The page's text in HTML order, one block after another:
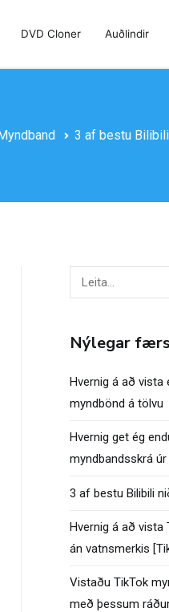
DVD Cloner Auðlindir
3 af bestu
Leita
að:
Nýlegar
Hvernig á að vista
myndbönd á tölvu
Hvernig get ég
myndbandsskrá
3 af bestu Bilibili
Hvernig á að vista
án vatnsmerkis
Vistaðu TikTok
með þessum